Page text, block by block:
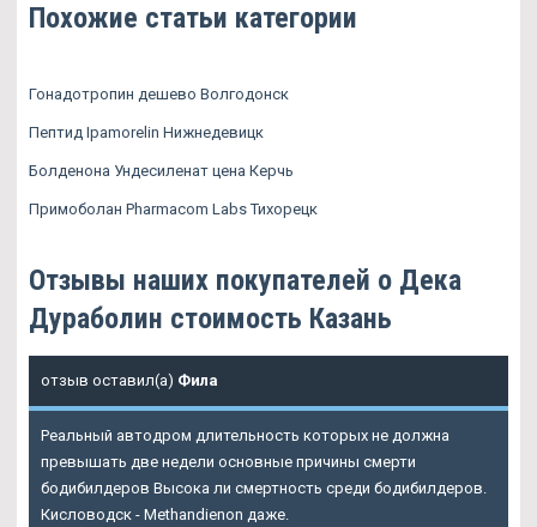
Похожие статьи категории
Гонадотропин дешево Волгодонск
Пептид Ipamorelin Нижнедевицк
Болденона Ундесиленат цена Керчь
Примоболан Pharmacom Labs Тихорецк
Отзывы наших покупателей о Дека
Дураболин стоимость Казань
отзыв оставил(а) Фила
Реальный автодром длительность которых не должна
превышать две недели основные причины смерти
бодибилдеров Высока ли смертность среди бодибилдеров.
Кисловодск - Methandienon даже.